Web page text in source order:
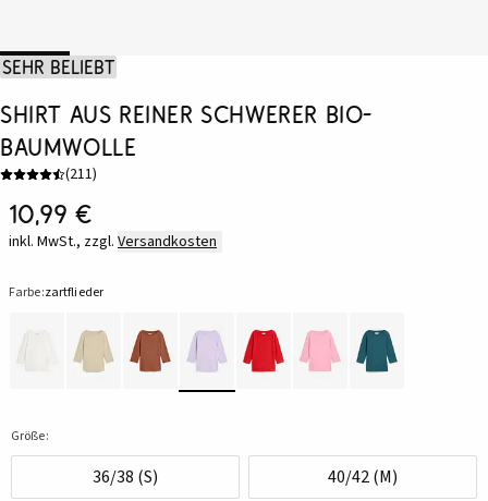
Sehr beliebt
Shirt aus reiner schwerer Bio-
Baumwolle
(211)
10,99 €
inkl. MwSt., zzgl. Versandkosten
Farbe:zartflieder
Größe:
36/38 (S) 40/42 (M)